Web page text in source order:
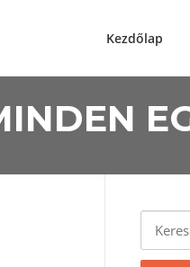
Kezdőlap